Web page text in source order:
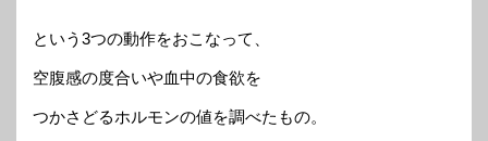
という3つの動作をおこなって、
空腹感の度合いや血中の食欲を
つかさどるホルモンの値を調べたもの。